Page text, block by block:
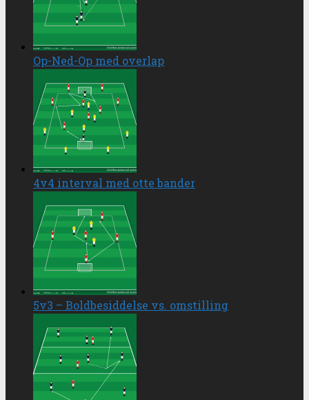
Op-Ned-Op med overlap
4v4 interval med otte bander
5v3 – Boldbesiddelse vs. omstilling